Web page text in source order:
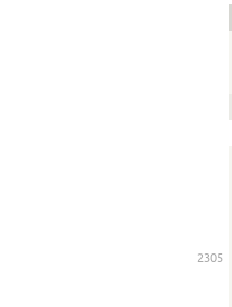
2305